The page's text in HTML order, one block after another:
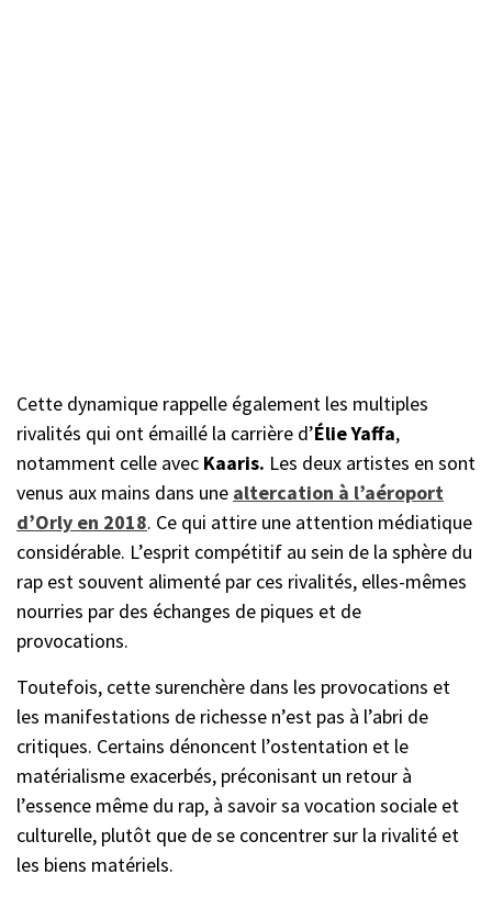
Cette dynamique rappelle également les multiples
rivalités qui ont émaillé la carrière d’Élie Yaffa,
notamment celle avec Kaaris. Les deux artistes en sont
venus aux mains dans une altercation à l’aéroport
d’Orly en 2018. Ce qui attire une attention médiatique
considérable. L’esprit compétitif au sein de la sphère du
rap est souvent alimenté par ces rivalités, elles-mêmes
nourries par des échanges de piques et de
provocations.
Toutefois, cette surenchère dans les provocations et
les manifestations de richesse n’est pas à l’abri de
critiques. Certains dénoncent l’ostentation et le
matérialisme exacerbés, préconisant un retour à
l’essence même du rap, à savoir sa vocation sociale et
culturelle, plutôt que de se concentrer sur la rivalité et
les biens matériels.